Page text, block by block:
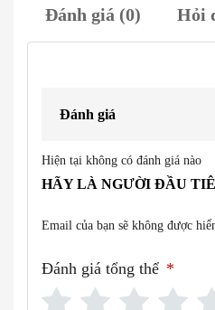
Đánh giá (0) Hỏi
Đánh giá
Hiện tại không có đánh giá nào
HÃY LÀ NGƯỜI ĐẦU
Email của bạn sẽ không được
Đánh giá tổng thể *